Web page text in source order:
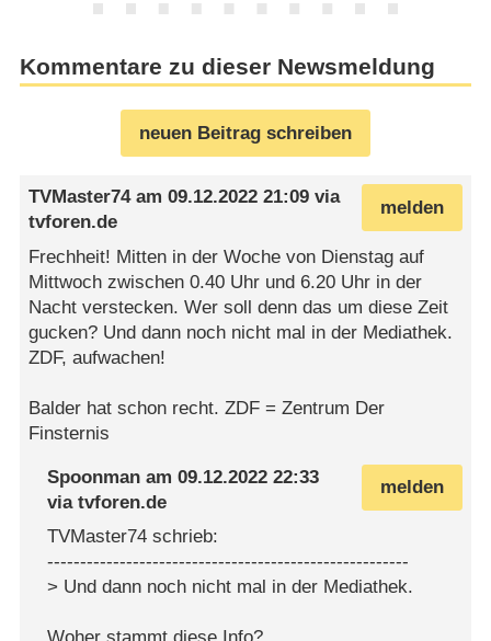
Kommentare zu dieser Newsmeldung
neuen Beitrag schreiben
melden
TVMaster74am09.12.2022 21:09 via
tvforen.de
Frechheit! Mitten in der Woche von Dienstag auf
Mittwoch zwischen 0.40 Uhr und 6.20 Uhr in der
Nacht verstecken. Wer soll denn das um diese Zeit
gucken? Und dann noch nicht mal in der Mediathek.
ZDF, aufwachen!
Balder hat schon recht. ZDF = Zentrum Der
Finsternis
melden
Spoonman am09.12.2022 22:33
viatvforen.de
TVMaster74 schrieb:
-------------------------------------------------------
> Und dann noch nicht mal in der Mediathek.